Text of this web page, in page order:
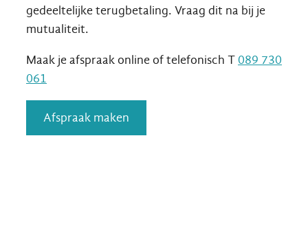
gedeeltelijke terugbetaling. Vraag dit na bij je
mutualiteit.
Maak je afspraak online of telefonisch T089 730
061
Afspraak maken